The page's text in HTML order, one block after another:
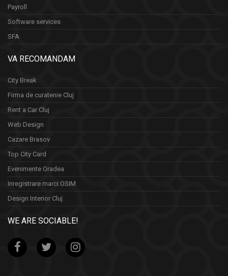
Payroll
Software services
SFA
VA RECOMANDAM
City Break
Firma de curatenie Cluj
Rent a Car Cluj
Web Design
Cazare Brasov
Top City Card
Evenimente Oradea
Inregistrare marci OSIM
Design Interior Cluj
WE ARE SOCIABLE!